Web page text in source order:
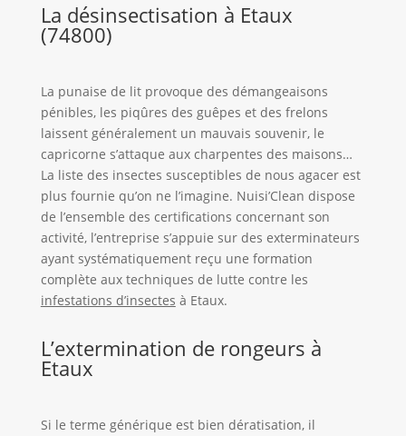
La désinsectisation à Etaux
(74800)
La punaise de lit provoque des démangeaisons
pénibles, les piqûres des guêpes et des frelons
laissent généralement un mauvais souvenir, le
capricorne s’attaque aux charpentes des maisons…
La liste des insectes susceptibles de nous agacer est
plus fournie qu’on ne l’imagine. Nuisi’Clean dispose
de l’ensemble des certifications concernant son
activité, l’entreprise s’appuie sur des exterminateurs
ayant systématiquement reçu une formation
complète aux techniques de lutte contre les
infestations d’insectes à Etaux.
L’extermination de rongeurs à
Etaux
Si le terme générique est bien dératisation, il